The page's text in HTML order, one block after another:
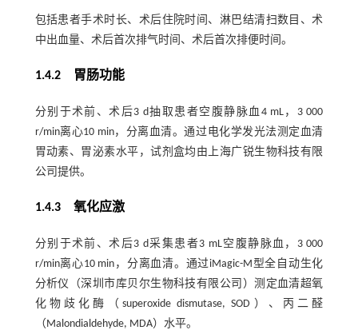
包括患者手术时长、术后住院时间、淋巴结清扫数目、术
中出血量、术后首次排气时间、术后首次排便时间。
1.4.2 胃肠功能
分别于术前、术后3 d抽取患者空腹静脉血4 mL，3 000
r/min离心10 min，分离血清。通过电化学发光法测定血清
胃动素、胃泌素水平，试剂盒均由上海广锐生物科技有限
公司提供。
1.4.3 氧化应激
分别于术前、术后3 d采集患者3 mL空腹静脉血，3 000
r/min离心10 min，分离血清。通过iMagic-M型全自动生化
分析仪（深圳市库贝尔生物科技有限公司）测定血清超氧
化物歧化酶（superoxide dismutase, SOD）、丙二醛
（Malondialdehyde, MDA）水平。